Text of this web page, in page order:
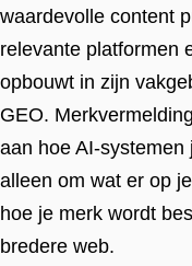
waardevolle content
relevante platformen
opbouwt in zijn
GEO.
aan hoe AI-
alleen om wat er op
hoe je merk wordt
bredere web.